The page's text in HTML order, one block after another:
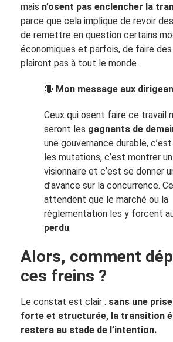
mais n’osent pas enclencher la
parce que cela implique de revoir
de remettre en question certains
économiques et parfois, de faire des
plairont pas à tout le monde.
🔴 Mon message aux
Ceux qui osent faire ce travail
seront les gagnants de
une gouvernance durable,
les mutations, c’est montrer
visionnaire et c’est se donner
d’avance sur la concurrence.
attendent que le marché ou la
réglementation les y forcent
perdu.
Alors, comment
ces freins ?
Le constat est clair : sans une
forte et structurée, la transition
restera au stade de l’intention.